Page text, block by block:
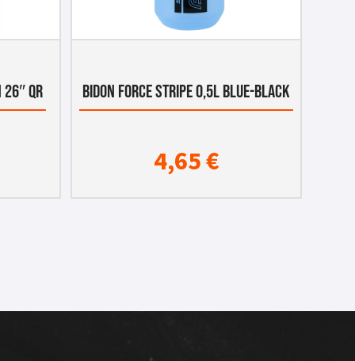
26″ QR BIDON FORCE STRIPE 0,5L BLUE-BLACK
4,65€